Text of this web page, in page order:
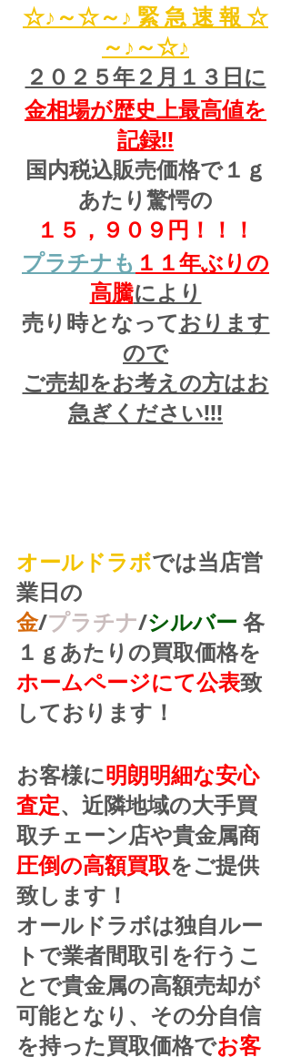
☆♪～☆～♪ 緊 急 速 報 ☆
～♪～☆♪
２０２５年２月１３日に
金相場が歴史上最高値を
記録!!
国内税込販売価格で１ｇ
あたり驚愕の
１５，９０９円！！！
プラチナも １１年ぶりの
高騰により
売り時となっております
ので
ご売却をお考えの方はお
急ぎください!!!
オールドラボでは当店営
業日の
金/プラチナ/シルバー 各
１ｇあたりの買取価格を
ホームページにて公表致
しております！
お客様に明朗明細な安心
査定、近隣地域の大手買
取チェーン店や貴金属商
圧倒の高額買取をご提供
致します！
オールドラボは独自ルー
トで業者間取引を行うこ
とで貴金属の高額売却が
可能となり、その分自信
を持った買取価格でお客